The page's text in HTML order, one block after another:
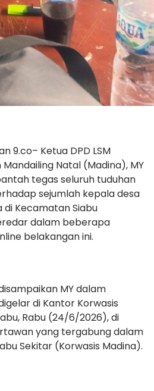
9.co– Ketua DPD LSM
Natal (Madina), MY
tegas seluruh tuduhan
sejumlah kepala desa
Kecamatan Siabu
dalam beberapa
belakangan ini.
MY dalam
di Kantor Korwasis
Rabu (24/6/2026), di
yang tergabung dalam
Sekitar (Korwasis Madina).